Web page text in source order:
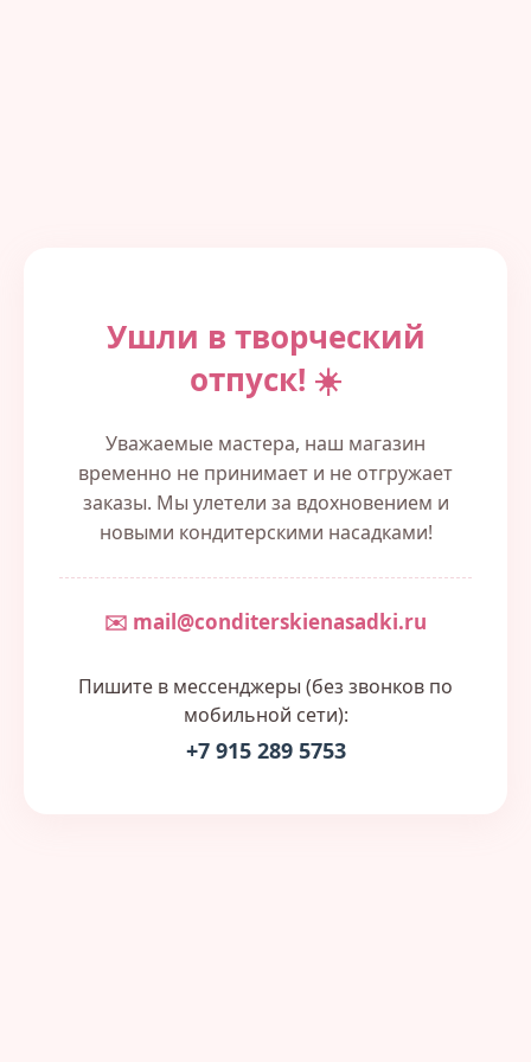
Ушли в творческий
отпуск! ☀️
Уважаемые мастера, наш магазин
временно не принимает и не отгружает
заказы. Мы улетели за вдохновением и
новыми кондитерскими насадками!
✉️ mail@conditerskienasadki.ru
Пишите в мессенджеры (без звонков по
мобильной сети):
+7 915 289 5753